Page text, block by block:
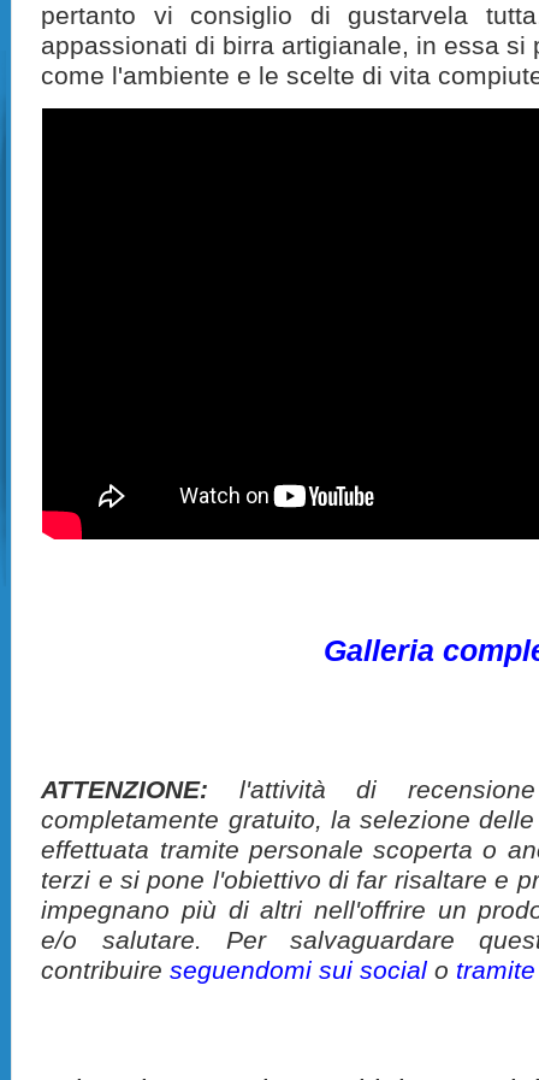
pertanto vi consiglio di gustarvela
appassionati di birra artigianale, in essa si
come l'ambiente e le scelte di vita
Galleria
ATTENZIONE: l'attività di
completamente gratuito, la selezione
effettuata tramite personale scoperta o
terzi e si pone l'obiettivo di far risaltare e
impegnano più di altri nell'offrire un
e/o salutare. Per salvaguardare
contribuireseguendomi sui social o